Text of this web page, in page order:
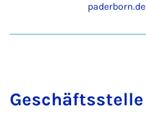
paderborn.de
Ge­schäfts­stel­le